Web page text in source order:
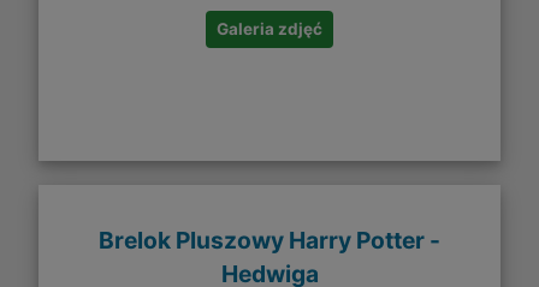
Galeria zdjęć
Brelok Pluszowy Harry Potter -
Hedwiga